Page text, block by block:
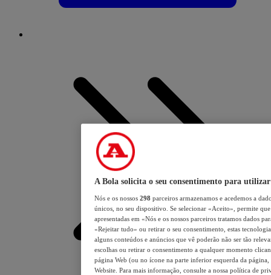
A Bola solicita o seu consentimento para utilizar
Nós e os nossos 298 parceiros armazenamos e acedemos a
únicos, no seu dispositivo. Se selecionar «Aceito», permite
apresentadas em «Nós e os nossos parceiros tratamos dados
«Rejeitar tudo» ou retirar o seu consentimento, estas
alguns conteúdos e anúncios que vê poderão não ser tão
escolhas ou retirar o consentimento a qualquer momento
página Web (ou no ícone na parte inferior esquerda da página,
Website. Para mais informação, consulte a nossa política de